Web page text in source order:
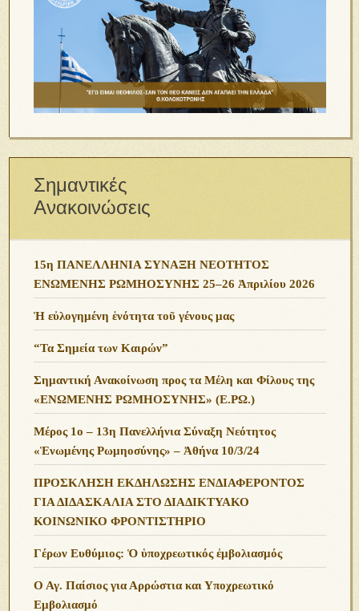
Σημαντικές
Ανακοινώσεις
15η ΠΑΝΕΛΛΗΝΙΑ ΣΥΝΑΞΗ ΝΕΟΤΗΤΟΣ
ΕΝΩΜΕΝΗΣ ΡΩΜΗΟΣΥΝΗΣ 25–26 Ἀπριλίου 2026
Ἡ εὐλογημένη ἑνότητα τοῦ γένους μας
“Τα Σημεία των Καιρών”
Σημαντική Ανακοίνωση προς τα Μέλη και Φίλους της
«ΕΝΩΜΕΝΗΣ ΡΩΜΗΟΣΥΝΗΣ» (Ε.ΡΩ.)
Μέρος 1ο – 13η Πανελλήνια Σύναξη Νεότητος
«Ἑνωμένης Ρωμηοσύνης» – Ἀθήνα 10/3/24
ΠΡΟΣΚΛΗΣΗ ΕΚΔΗΛΩΣΗΣ ΕΝΔΙΑΦΕΡΟΝΤΟΣ
ΓΙΑ ΔΙΔΑΣΚΑΛΙΑ ΣΤΟ ΔΙΑΔΙΚΤΥΑΚΟ
ΚΟΙΝΩΝΙΚΟ ΦΡΟΝΤΙΣΤΗΡΙΟ
Γέρων Ευθύμιος: Ὁ ὑποχρεωτικός ἐμβολιασμός
Ο Αγ. Παίσιος για Αρρώστια και Υποχρεωτικό
Εμβολιασμό